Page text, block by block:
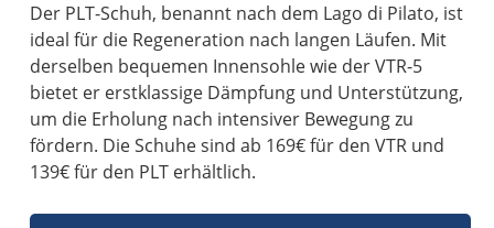
Der PLT-Schuh, benannt nach dem Lago di Pilato, ist
ideal für die Regeneration nach langen Läufen. Mit
derselben bequemen Innensohle wie der VTR-5
bietet er erstklassige Dämpfung und Unterstützung,
um die Erholung nach intensiver Bewegung zu
fördern. Die Schuhe sind ab 169€ für den VTR und
139€ für den PLT erhältlich.